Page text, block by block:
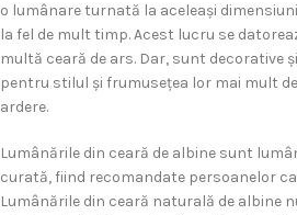
o lumânare turnată la aceleaşi
la fel de mult timp. Acest lucru se
multă ceară de ars. Dar, sunt decorative
pentru stilul şi frumuseţea lor mai mult
ardere.
Lumânările din ceară de albine sunt
curată, fiind recomandate persoanelor
Lumânările din ceară naturală de albine